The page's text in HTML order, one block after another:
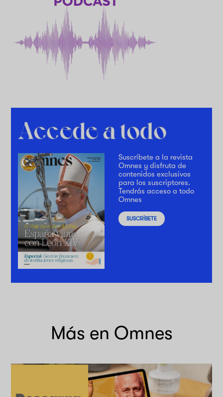
Suscríbete a la revista
Omnes y disfruta de
contenidos exclusivos
para los suscriptores.
Tendrás acceso a todo
Omnes
SUSCRÍBETE
Más en Omnes